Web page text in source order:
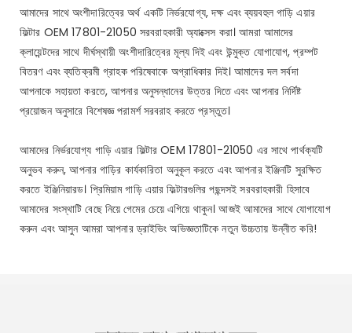
আমাদের সাথে অংশীদারিত্বের অর্থ একটি নির্ভরযোগ্য, দক্ষ এবং ব্যয়বহুল গাড়ি এয়ার
ফিল্টার OEM 17801-21050 সরবরাহকারী অ্যাক্সেস করা। আমরা আমাদের
ক্লায়েন্টদের সাথে দীর্ঘস্থায়ী অংশীদারিত্বের মূল্য দিই এবং উন্মুক্ত যোগাযোগ, প্রম্পট
বিতরণ এবং ব্যতিক্রমী গ্রাহক পরিষেবাকে অগ্রাধিকার দিই। আমাদের দল সর্বদা
আপনাকে সহায়তা করতে, আপনার অনুসন্ধানের উত্তর দিতে এবং আপনার নির্দিষ্ট
প্রয়োজন অনুসারে বিশেষজ্ঞ পরামর্শ সরবরাহ করতে প্রস্তুত।
আমাদের নির্ভরযোগ্য গাড়ি এয়ার ফিল্টার OEM 17801-21050 এর সাথে পার্থক্যটি
অনুভব করুন, আপনার গাড়ির কার্যকারিতা অনুকূল করতে এবং আপনার ইঞ্জিনটি সুরক্ষিত
করতে ইঞ্জিনিয়ারড। প্রিমিয়াম গাড়ি এয়ার ফিল্টারগুলির পছন্দসই সরবরাহকারী হিসাবে
আমাদের সংস্থাটি বেছে নিয়ে গেমের চেয়ে এগিয়ে থাকুন। আজই আমাদের সাথে যোগাযোগ
করুন এবং আসুন আমরা আপনার ড্রাইভিং অভিজ্ঞতাটিকে নতুন উচ্চতায় উন্নীত করি!